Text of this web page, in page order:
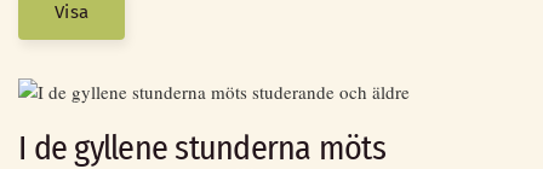
Visa
I de gyllene stunderna möts